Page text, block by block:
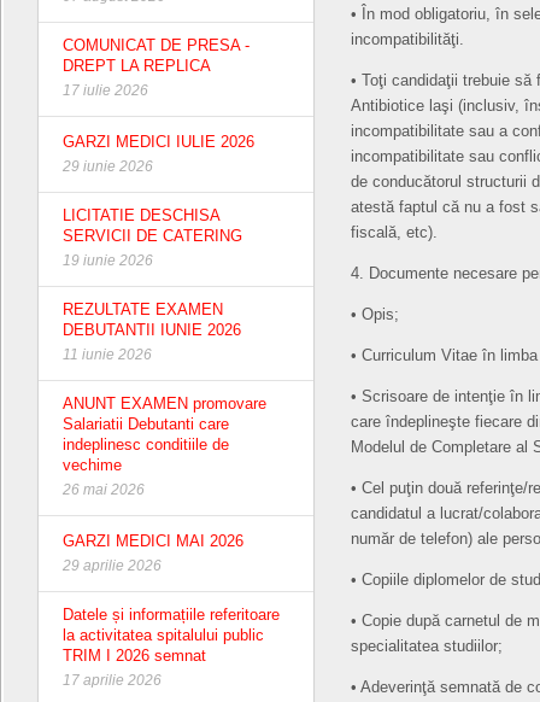
COMUNICAT DE PRESA -
DREPT LA REPLICA
17 iulie 2026
GARZI MEDICI IULIE 2026
29 iunie 2026
LICITATIE DESCHISA
SERVICII DE CATERING
19 iunie 2026
REZULTATE EXAMEN
DEBUTANTII IUNIE 2026
11 iunie 2026
ANUNT EXAMEN promovare
Salariatii Debutanti care
indeplinesc conditiile de
vechime
26 mai 2026
GARZI MEDICI MAI 2026
29 aprilie 2026
Datele și informațiile referitoare
la activitatea spitalului public
TRIM I 2026 semnat
17 aprilie 2026
• În mod obligatoriu, în
incompatibilităţi.
• Toţi candidaţii trebuie
Antibiotice laşi (inclusiv,
incompatibilitate sau a
incompatibilitate sau
de conducătorul structurii
atestă faptul că nu a fost
fiscală, etc).
4. Documente necesare
• Opis;
• Curriculum Vitae în
• Scrisoare de intenţie în
care îndeplineşte fiecare
Modelul de Completare al
• Cel puţin două referinţe/
candidatul a lucrat/
număr de telefon) ale
• Copiile diplomelor de
• Copie după carnetul de
specialitatea studiilor;
• Adeverinţă semnată de